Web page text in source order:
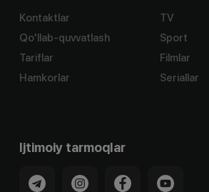
Kontaktlar
Qo'llab-quvvatlash
Tariflar
Hamkorlar
TV
Sport
Filmlar
Seriallar
Ijtimoiy tarmoqlar